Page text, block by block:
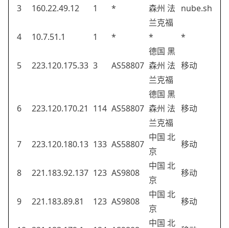
3 160.22.49.12 1 *
森州 法
兰克福
nube.sh
4 10.7.51.1 1 * * *
5 223.120.175.33 3 AS58807
德国 黑
森州 法
兰克福
移动
6 223.120.170.21 114 AS58807
德国 黑
森州 法
兰克福
移动
7 223.120.180.13 133 AS58807
中国 北
京
移动
8 221.183.92.137 123 AS9808
中国 北
京
移动
9 221.183.89.81 123 AS9808
中国 北
京
移动
中国 北